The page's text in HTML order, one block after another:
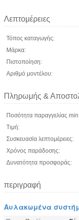
Λεπτομέρειες
Τόπος καταγωγής:
Μάρκα:
Πιστοποίηση:
Αριθμό μοντέλου:
Πληρωμής &
Ποσότητα παραγγελίας
Τιμή:
Συσκευασία λεπτομέρειες:
Χρόνος παράδοσης:
Δυνατότητα προσφοράς:
περιγραφή
Αυλακωμένα